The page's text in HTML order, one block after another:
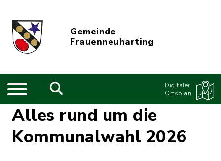
Gemeinde
Frauenneuharting
Digitaler
Ortsplan
Alles rund um die
Kommunalwahl 2026